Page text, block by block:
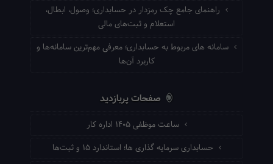
راهنمای جامع چک رمزدار در حسابداری؛ وصول، ابطال،
استعلام و ثبت‌های مالی
سامانه های مربوط به حسابداری؛ معرفی مهم‌ترین سامانه‌ها و
کاربرد آن‌ها
صفحات پربازدید
ساعت موظفی ۱۴۰۵ اداره کار
حسابداری سرمایه گذاری ها؛ استاندارد ۱۵ و ثبت‌ها